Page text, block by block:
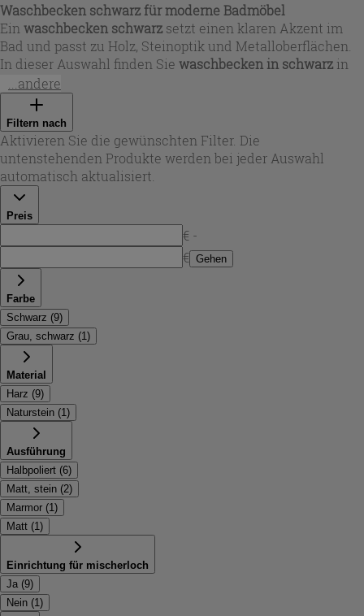
Waschbecken schwarz für moderne Badmöbel
Ein waschbecken schwarz setzt einen klaren Akzent im
Bad und passt zu Holz, Steinoptik und Metalloberflächen.
In dieser Auswahl finden Sie waschbecken in schwarz in
unterschiedlichen Bauarten: integrierte
Waschtischlösungen, Einbauvarianten sowie
Aufsatzmodelle. Je nach Stilwunsch stehen matte,
seidenmatte oder halbpolierte Oberflächen zur Verfügung
– von glattem Schwarz bis zu ausdrucksstarker Stein- oder
gehämmerter Optik. Bei Iperceramica wählen Sie so genau
die Lösung, die zu Ihrem Möbel, Ihrer Armatur und Ihrem
...andere
Filtern nach
Aktivieren Sie die gewünschten Filter. Die
untenstehenden Produkte werden bei jeder Auswahl
automatisch aktualisiert.
Preis
€ -
€ Gehen
Farbe
Schwarz (9)
Grau, schwarz (1 )
Material
Harz (9)
Naturstein (1 )
Ausführung
Halbpoliert (6)
Matt, stein (2)
Marmor (1 )
Matt (1 )
Einrichtung für mischerloch
Ja (9)
Nein (1 )